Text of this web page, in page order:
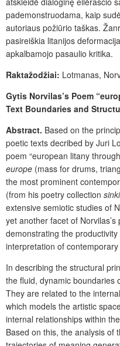
pademonstruodama, kaip
autoriaus požiūrio taškas.
pasireiškia litanijos
apkalbamojo pasaulio kritika.
Raktažodžiai: Lotmanas,
Gytis Norvilas’s Poem
Text Boundaries and
Abstract. Based on the
poetic texts decribed by Juri
poem “european litany
europe (mass for drums,
the most prominent
(from his poetry collection
extensive semiotic studies of
yet another facet of
demonstrating the
interpretation of contemporary
In describing the structural
the fluid, dynamic boundaries
They are related to the
which models the artistic
internal relationships within
Based on this, the analysis of